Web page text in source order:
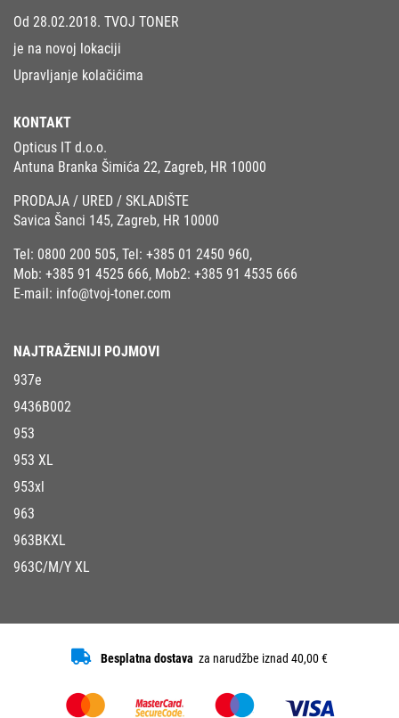
Od 28.02.2018. TVOJ TONER
je na novoj lokaciji
Upravljanje kolačićima
KONTAKT
Opticus IT d.o.o.
Antuna Branka Šimića 22, Zagreb, HR 10000
PRODAJA / URED / SKLADIŠTE
Savica Šanci 145, Zagreb, HR 10000
Tel: 0800 200 505, Tel: +385 01 2450 960,
Mob: +385 91 4525 666, Mob2: +385 91 4535 666
E-mail: info@tvoj-toner.com
NAJTRAŽENIJI POJMOVI
937e
9436B002
953
953 XL
953xl
963
963BKXL
963C/M/Y XL
Besplatna dostava za narudžbe iznad 40,00 €